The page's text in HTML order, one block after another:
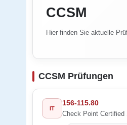
CCSM
Hier finden Sie aktuelle
CCSM Prüfungen
IT
156-115.80
Check Point